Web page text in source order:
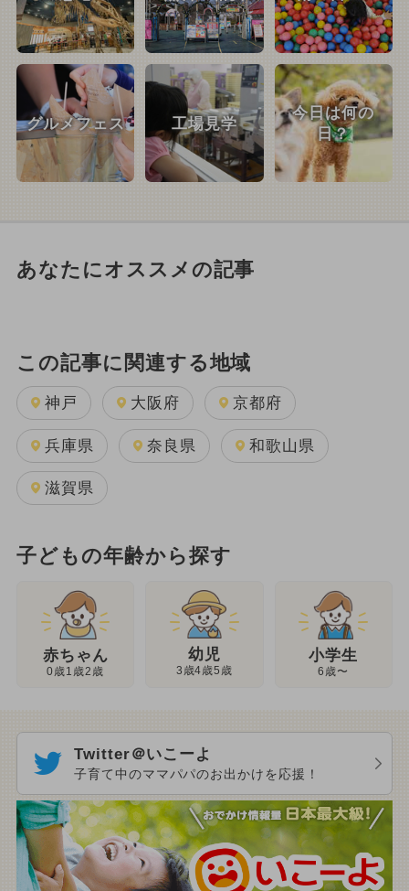
グルメフェス 工場見学
今日は何の
日？
あなたにオススメの記事
この記事に関連する地域
神戸 大阪府 京都府
兵庫県 奈良県 和歌山県
滋賀県
子どもの年齢から探す
赤ちゃん
0歳1歳2歳
幼児
3歳4歳5歳
小学生
6歳〜
Twitter＠いこーよ
子育て中のママパパのお出かけを応援！